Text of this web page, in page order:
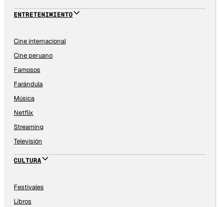
ENTRETENIMIENTO
Cine internacional
Cine peruano
Famosos
Farándula
Música
Netflix
Streaming
Televisión
CULTURA
Festivales
Libros